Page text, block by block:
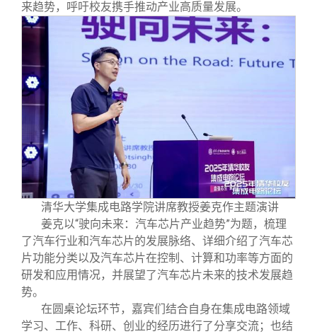
来趋势，呼吁校友携手推动产业高质量发展。
清华大学集成电路学院讲席教授姜克作主题演讲
姜克以“驶向未来：汽车芯片产业趋势”为题，梳理
了汽车行业和汽车芯片的发展脉络、详细介绍了汽车芯
片功能分类以及汽车芯片在控制、计算和功率等方面的
研发和应用情况，并展望了汽车芯片未来的技术发展趋
势。
在圆桌论坛环节，嘉宾们结合自身在集成电路领域
学习、工作、科研、创业的经历进行了分享交流；也结